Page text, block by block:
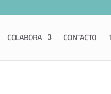
COLABORA CONTACTO